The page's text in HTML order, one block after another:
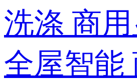
洗涤 商
全屋智能